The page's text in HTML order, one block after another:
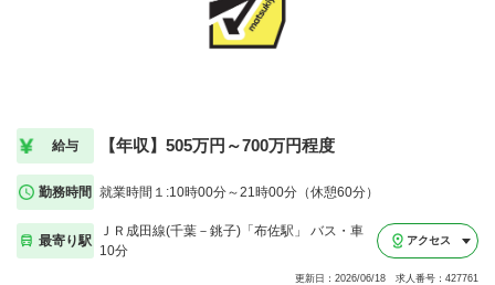
給与 【年収】505万円～700万円程度
勤務時間 就業時間１:10時00分～21時00分（休憩60分）
最寄り駅
ＪＲ成田線(千葉－銚子)「布佐駅」 バス・車
10分
アクセス
更新日：2026/06/18 求人番号：427761